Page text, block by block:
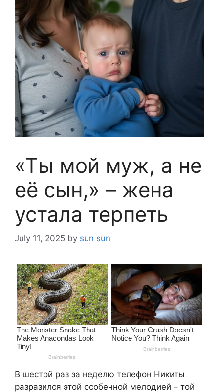
«Ты мой муж, а не
её сын,» – жена
устала терпеть
July 11, 2025 by sun sun
В шестой раз за неделю телефон Никиты
разразился этой особенной мелодией – той